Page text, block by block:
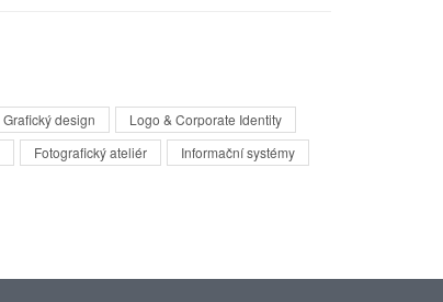
Grafický design
Logo & Corporate Identity
Fotografický ateliér
Informační systémy